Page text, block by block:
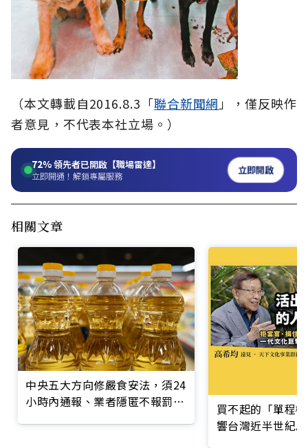
（本文轉載自2016.8.3「聯合新聞網 」，僅反映作
者意見，不代表本社立場。）
72%領先者已開啟【職場雷達】
立即開通！解鎖專屬服務 立即開啟
相關文章
中央五大方向修嚴食安法，須24
小時內通報、業者隱匿不報罰鍰
買不起的「單程
響台灣近半世紀